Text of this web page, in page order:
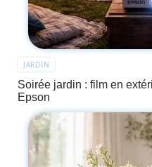
JARDIN
Soirée jardin : film en
Epson